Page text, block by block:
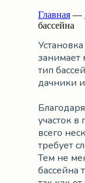
Главная —
бассейна
занимает
тип
дачники
участок
всего
требует
Тем не
бассейна